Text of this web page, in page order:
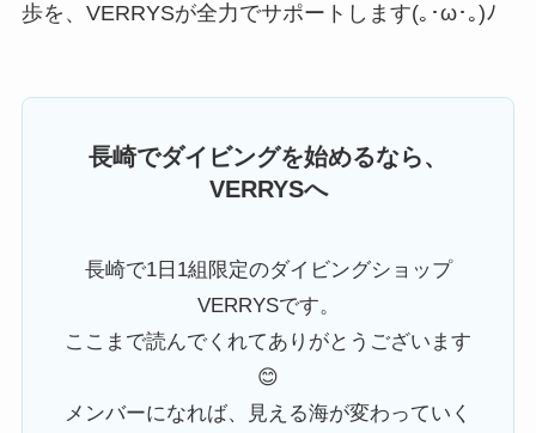
歩を、VERRYSが全力でサポートします(｡･ω･｡)ﾉ
長崎でダイビングを始めるなら、
VERRYSへ
長崎で1日1組限定のダイビングショップ
VERRYSです。
ここまで読んでくれてありがとうございます
😊
メンバーになれば、見える海が変わっていく